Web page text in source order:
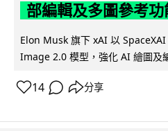
部編輯及多圖參考功
Elon Musk 旗下 xAI 以
Image 2.0 模型，強化 AI 繪圖及
14 分享